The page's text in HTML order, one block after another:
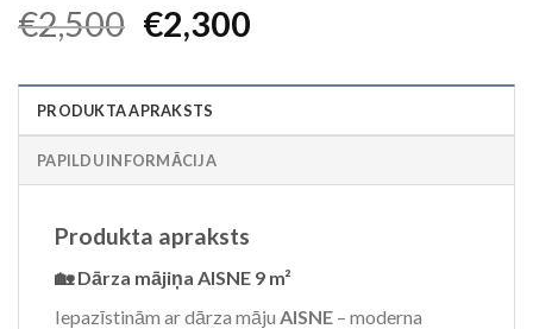
€2,500 Original
price
was:
€2,500.
€2,300Current
is:
PRODUKTA APRAKSTS
PAPILDU INFORMĀCIJA
Produkta apraksts
🏡 Dārza mājiņa AISNE 9 m²
Iepazīstinām ar dārza māju AISNE – moderna